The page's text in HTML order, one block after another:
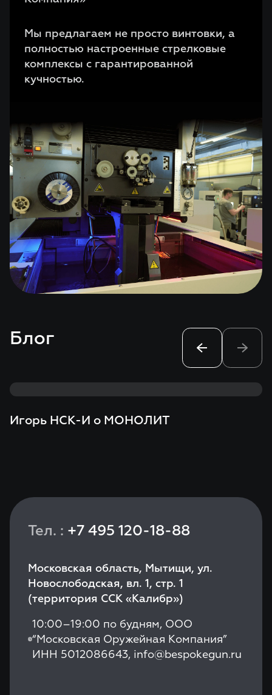
Мы предлагаем не просто винтовки, а
полностью настроенные стрелковые
комплексы с гарантированной
кучностью.
Блог
Игорь НСК-И о МОНОЛИТ
Тел. : +7 495 120-18-88
Московская область, Мытищи, ул.
Новослободская, вл. 1, стр. 1
(территория СCК «Калибр»)
10:00–19:00 по будням, ООО
“Московская Оружейная Компания”
ИНН 5012086643, info@bespokegun.ru